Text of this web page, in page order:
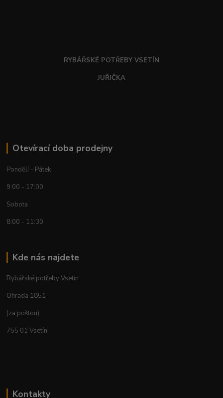
RYBÁŘSKÉ POTŘEBY VSETÍN
JUŘIČKA
Otevírací doba prodejny
Pondělí - Pátek
9:00 - 17:00
Sobota
8:00 - 11:30
Kde nás najdete
Rybářské potřeby Vsetín
Ohrada 1851
(za poštou)
755 01 Vsetín
Kontakty